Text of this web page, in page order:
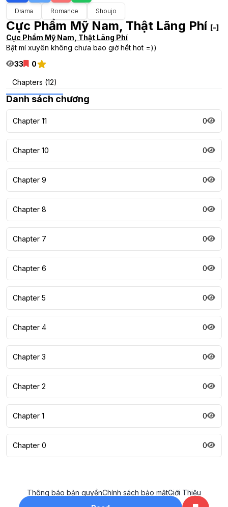
Drama Romance Shoujo
Cực Phẩm Mỹ Nam, Thật Lãng Phí [-]
Cực Phẩm Mỹ Nam, Thật Lãng Phí
Bật mí xuyên không chưa bao giờ hết hot =))
33
0
Chapters (12)
Danh sách chương
Chapter 11 0
Chapter 10 0
Chapter 9 0
Chapter 8 0
Chapter 7 0
Chapter 6 0
Chapter 5 0
Chapter 4 0
Chapter 3 0
Chapter 2 0
Chapter 1 0
Chapter 0 0
Thông báo bản quyềnChính sách bảo mậtGiới Thiệu
All rights reserved. ©2023